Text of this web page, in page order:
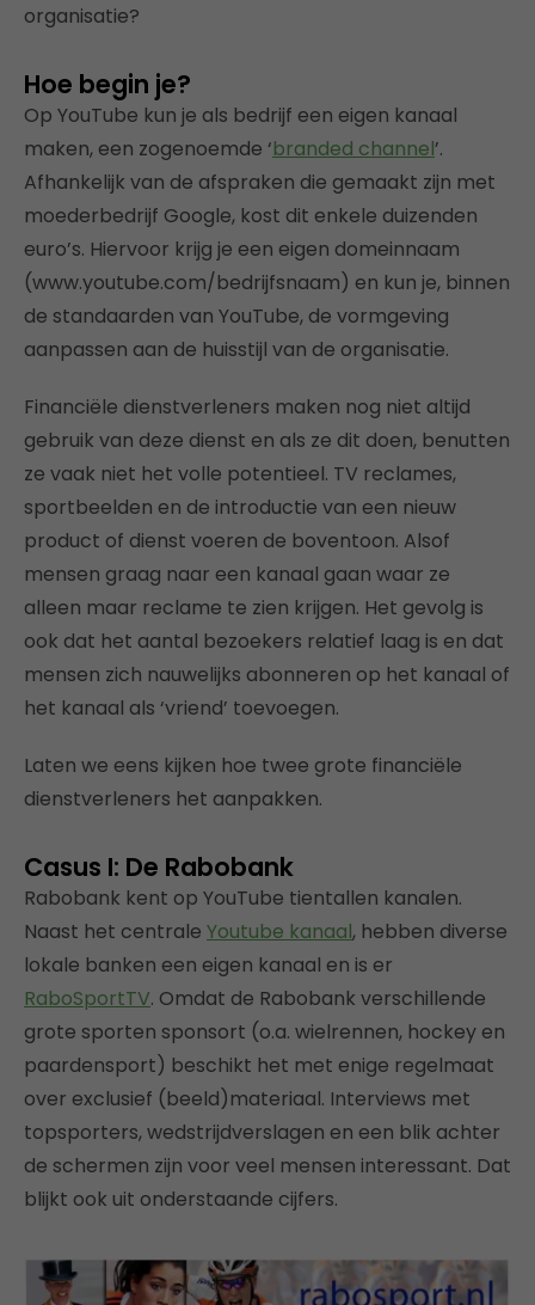
organisatie?
Hoe begin je?
Op YouTube kun je als bedrijf een eigen kanaal
maken, een zogenoemde ‘branded channel’.
Afhankelijk van de afspraken die gemaakt zijn met
moederbedrijf Google, kost dit enkele duizenden
euro’s. Hiervoor krijg je een eigen domeinnaam
(www.youtube.com/bedrijfsnaam) en kun je, binnen
de standaarden van YouTube, de vormgeving
aanpassen aan de huisstijl van de organisatie.
Financiële dienstverleners maken nog niet altijd
gebruik van deze dienst en als ze dit doen, benutten
ze vaak niet het volle potentieel. TV reclames,
sportbeelden en de introductie van een nieuw
product of dienst voeren de boventoon. Alsof
mensen graag naar een kanaal gaan waar ze
alleen maar reclame te zien krijgen. Het gevolg is
ook dat het aantal bezoekers relatief laag is en dat
mensen zich nauwelijks abonneren op het kanaal of
het kanaal als ‘vriend’ toevoegen.
Laten we eens kijken hoe twee grote financiële
dienstverleners het aanpakken.
Casus I: De Rabobank
Rabobank kent op YouTube tientallen kanalen.
Naast het centrale Youtube kanaal, hebben diverse
lokale banken een eigen kanaal en is er
RaboSportTV. Omdat de Rabobank verschillende
grote sporten sponsort (o.a. wielrennen, hockey en
paardensport) beschikt het met enige regelmaat
over exclusief (beeld)materiaal. Interviews met
topsporters, wedstrijdverslagen en een blik achter
de schermen zijn voor veel mensen interessant. Dat
blijkt ook uit onderstaande cijfers.